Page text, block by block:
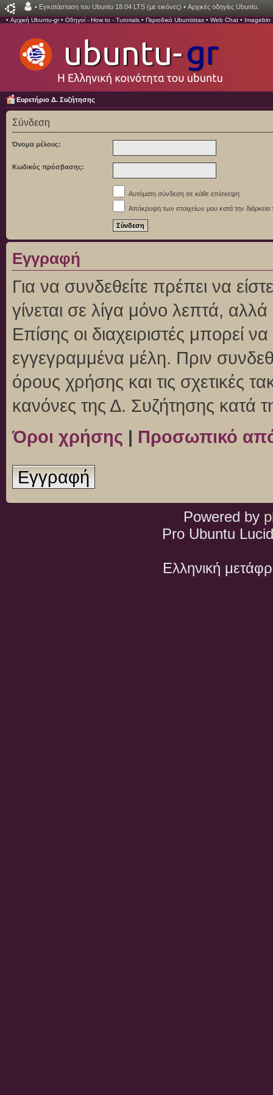
• Εγκατάσταση του Ubuntu 18.04 LTS (με εικόνες) • Αρχικές οδηγίες Ubuntu.
• Αρχική Ubuntu-gr• Οδηγοί - How to - Tutorials • Περιοδικό Ubuntistas • Web Chat • Imagebin
Ευρετήριο Δ. Συζήτησης
Σύνδεση
Όνομα μέλους:
Κωδικός πρόσβασης:
Αυτόματη σύνδεση σε κάθε επίσκεψη
Απόκρυψη των στοιχείων μου κατά την διάρκεια
Εγγραφή
Για να συνδεθείτε πρέπει να
γίνεται σε λίγα μόνο λεπτά,
Επίσης οι διαχειριστές μπορεί
εγγεγραμμένα μέλη. Πριν
όρους χρήσης και τις σχετικές
κανόνες της Δ. Συζήτησης κατά
Όροι χρήσης | Προσωπικό
Εγγραφή
Powered by
Pro Ubuntu
Ελληνική